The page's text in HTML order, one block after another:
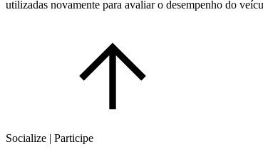
utilizadas novamente para avaliar o desempenho do
Socialize | Participe